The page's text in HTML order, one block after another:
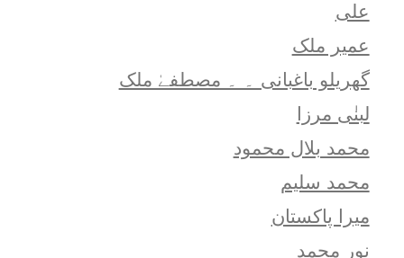
علی
عمیر ملک
گھریلو باغبانی ۔ ۔ مصطفےٰ ملک
لبنٰی مرزا
محمد بلال محمود
محمد سلیم
میرا پاکستان
نور محمد